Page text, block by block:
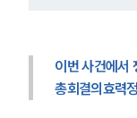
이번 사건에서
총회결의효력